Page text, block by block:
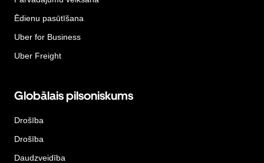
Ēdienu pasūtīšana
Uber for Business
Uber Freight
Globālais pilsoniskums
Drošība
Drošība
Daudzveidība